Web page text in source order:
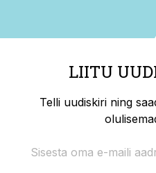
LIITU
Telli uudiskiri ning